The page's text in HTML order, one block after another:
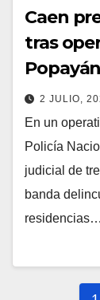
Caen
tras
Popayán
2 JULIO,
En un
Policía
judicial de
banda
residencias…